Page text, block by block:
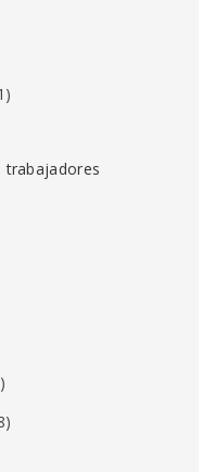
trabajadores